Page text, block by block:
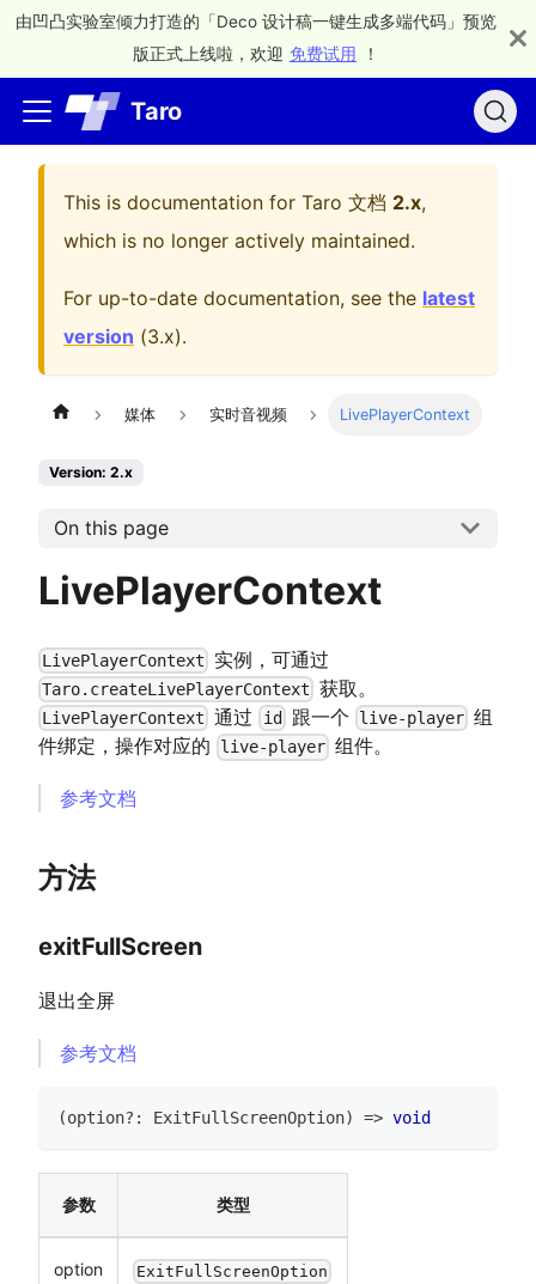
由凹凸实验室倾力打造的「Deco 设计稿一键生成多端代码」预览
版正式上线啦，欢迎 免费试用 ！
Taro
This is documentation for Taro 文档 2.x,
which is no longer actively maintained.
For up-to-date documentation, see the latest
version (3.x).
媒体 实时音视频 LivePlayerContext
Version: 2.x
On this page
LivePlayerContext
LivePlayerContext 实例，可通过
Taro.createLivePlayerContext 获取。
LivePlayerContext 通过 id 跟一个 live-player 组
件绑定，操作对应的
live-player 组件。
参考文档
方法
exitFullScreen
退出全屏
参考文档
(option? : ExitFullScreenOption) => void
参数 类型
option ExitFullScreenOption